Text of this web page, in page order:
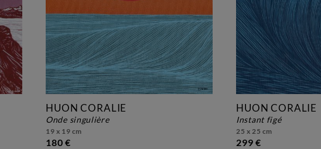
HUON CORALIE
onde singulière
19 x 19 cm
180 €
HUON CORALIE
instant figé
25 x 25 cm
299 €